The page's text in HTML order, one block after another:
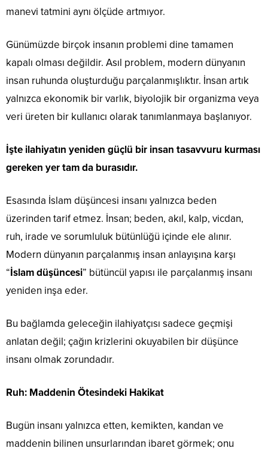
manevi tatmini aynı ölçüde artmıyor.
Günümüzde birçok insanın problemi dine tamamen
kapalı olması değildir. Asıl problem, modern dünyanın
insan ruhunda oluşturduğu parçalanmışlıktır. İnsan artık
yalnızca ekonomik bir varlık, biyolojik bir organizma veya
veri üreten bir kullanıcı olarak tanımlanmaya başlanıyor.
İşte ilahiyatın yeniden güçlü bir insan tasavvuru kurması
gereken yer tam da burasıdır.
Esasında İslam düşüncesi insanı yalnızca beden
üzerinden tarif etmez. İnsan; beden, akıl, kalp, vicdan,
ruh, irade ve sorumluluk bütünlüğü içinde ele alınır.
Modern dünyanın parçalanmış insan anlayışına karşı
“İslam düşüncesi” bütüncül yapısı ile parçalanmış insanı
yeniden inşa eder.
Bu bağlamda geleceğin ilahiyatçısı sadece geçmişi
anlatan değil; çağın krizlerini okuyabilen bir düşünce
insanı olmak zorundadır.
Ruh: Maddenin Ötesindeki Hakikat
Bugün insanı yalnızca etten, kemikten, kandan ve
maddenin bilinen unsurlarından ibaret görmek; onu